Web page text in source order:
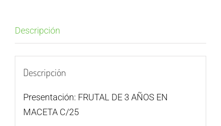
Descripción
Descripción
Presentación: FRUTAL DE 3 AÑOS EN
MACETA C/25